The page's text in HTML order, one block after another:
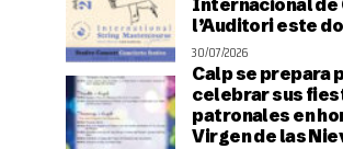
Internacional de
l’Auditori este
30/07/2026
Calp se prepara
celebrar sus
patronales en
Virgen de las